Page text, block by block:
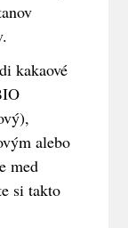
kakaové
alebo
med
si takto